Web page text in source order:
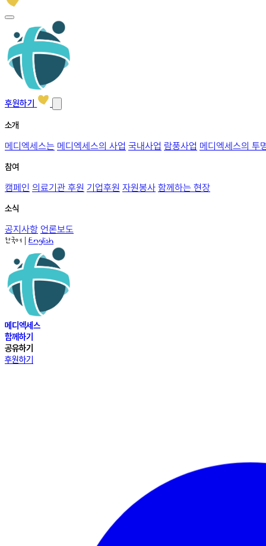
후원하기
소개
메디엑세스는 메디엑세스의 사업 국내사업 람풍사업 메디엑세스의 투
참여
캠페인 의료기관 후원 기업후원 자원봉사 함께하는 현장
소식
공지사항 언론보도
한국어 | English
메디엑세스
함께하기
공유하기
후원하기